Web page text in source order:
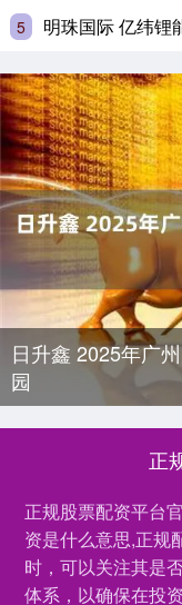
5
明珠国际 亿纬锂能：采用
日升鑫 2025年广
园
正
正规股票配资平台
资是什么意思,正规
时，可以关注其是
体系，以确保在投